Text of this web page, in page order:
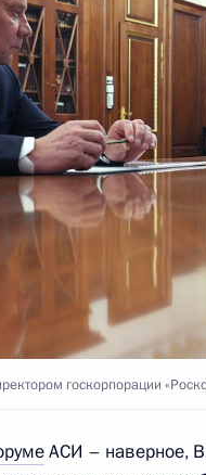
по итогам встречи
технологий
Госсовета по
развития
госкорпорации
АСИ – наверное,